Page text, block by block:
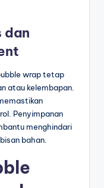
dan
wrap tetap
atau kelembapan.
Penyimpanan
menghindari
bahan.